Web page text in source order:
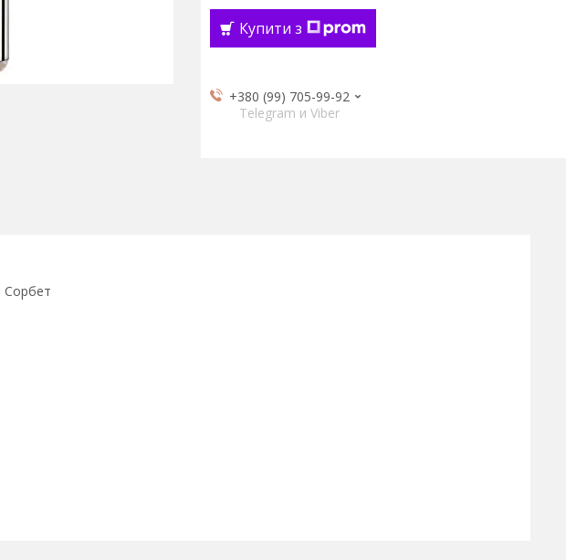
Купити з
+380 (99) 705-99-92
Telegram и Viber
Сорбет